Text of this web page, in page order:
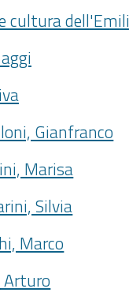
cultura
Gianfranco
Marisa
Silvia
Marco
Arturo